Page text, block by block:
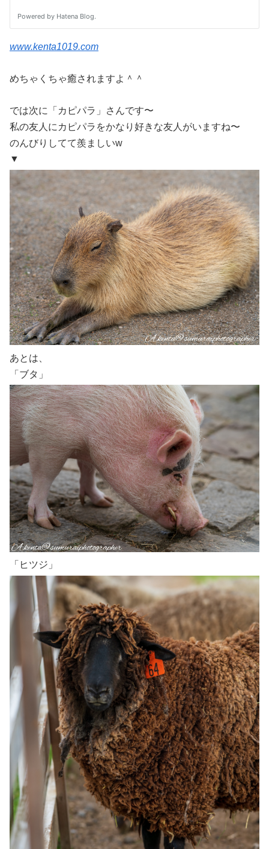
www.kenta1019.com
めちゃくちゃ癒されますよ＾＾
では次に「カピパラ」さんです〜
私の友人にカピパラをかなり好きな友人がいますね〜
のんびりしてて羨ましいw
▼
あとは、
「ブタ」
「ヒツジ」